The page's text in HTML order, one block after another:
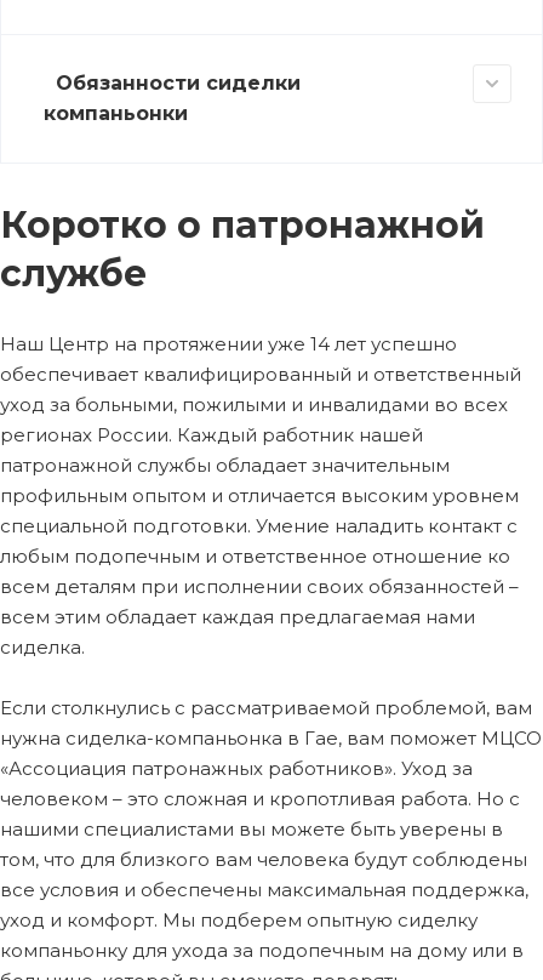
Обязанности сиделки
компаньонки
Коротко о патронажной
службе
Наш Центр на протяжении уже 14 лет успешно
обеспечивает квалифицированный и ответственный
уход за больными, пожилыми и инвалидами во всех
регионах России. Каждый работник нашей
патронажной службы обладает значительным
профильным опытом и отличается высоким уровнем
специальной подготовки. Умение наладить контакт с
любым подопечным и ответственное отношение ко
всем деталям при исполнении своих обязанностей –
всем этим обладает каждая предлагаемая нами
сиделка.
Если столкнулись с рассматриваемой проблемой, вам
нужна сиделка-компаньонка в Гае, вам поможет МЦСО
«Ассоциация патронажных работников». Уход за
человеком – это сложная и кропотливая работа. Но с
нашими специалистами вы можете быть уверены в
том, что для близкого вам человека будут соблюдены
все условия и обеспечены максимальная поддержка,
уход и комфорт. Мы подберем опытную сиделку
компаньонку для ухода за подопечным на дому или в